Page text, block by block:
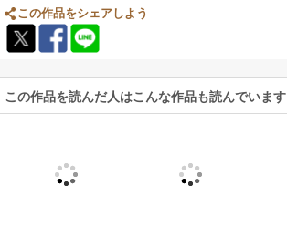
この作品をシェアしよう
この作品を読んだ人はこんな作品も読んでいます